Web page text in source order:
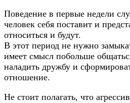
Поведение в первые недели
человек себя поставит и
относиться и будут.
В этот период не нужно
имеет смысл побольше
наладить дружбу и
отношение.
Не стоит полагать, что